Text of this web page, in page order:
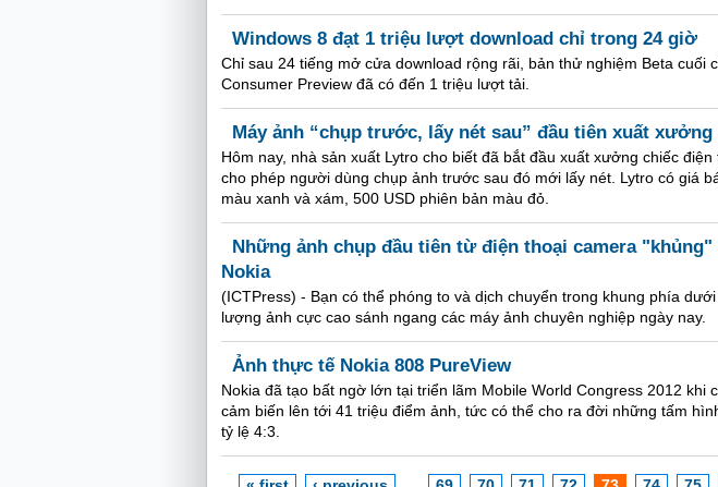
Windows 8 đạt 1 triệu lượt download chỉ trong 24 giờ
Chỉ sau 24 tiếng mở cửa download rộng rãi, bản thử nghiệm Beta cuối
Consumer Preview đã có đến 1 triệu lượt tải.
Máy ảnh “chụp trước, lấy nét sau” đầu tiên xuất xưởng
Hôm nay, nhà sản xuất Lytro cho biết đã bắt đầu xuất xưởng chiếc điện
cho phép người dùng chụp ảnh trước sau đó mới lấy nét. Lytro có giá
màu xanh và xám, 500 USD phiên bản màu đỏ.
Những ảnh chụp đầu tiên từ điện thoại camera "khủng"
Nokia
(ICTPress) - Bạn có thể phóng to và dịch chuyển trong khung phía
lượng ảnh cực cao sánh ngang các máy ảnh chuyên nghiệp ngày nay.
Ảnh thực tế Nokia 808 PureView
Nokia đã tạo bất ngờ lớn tại triển lãm Mobile World Congress 2012 khi
cảm biến lên tới 41 triệu điểm ảnh, tức có thể cho ra đời những tấm
tỷ lệ 4:3.